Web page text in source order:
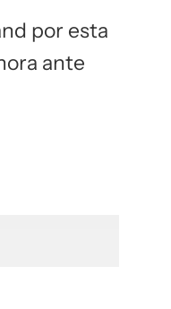
por esta
ante